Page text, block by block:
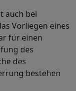
auch bei
Vorliegen eines
für einen
des
des
bestehen